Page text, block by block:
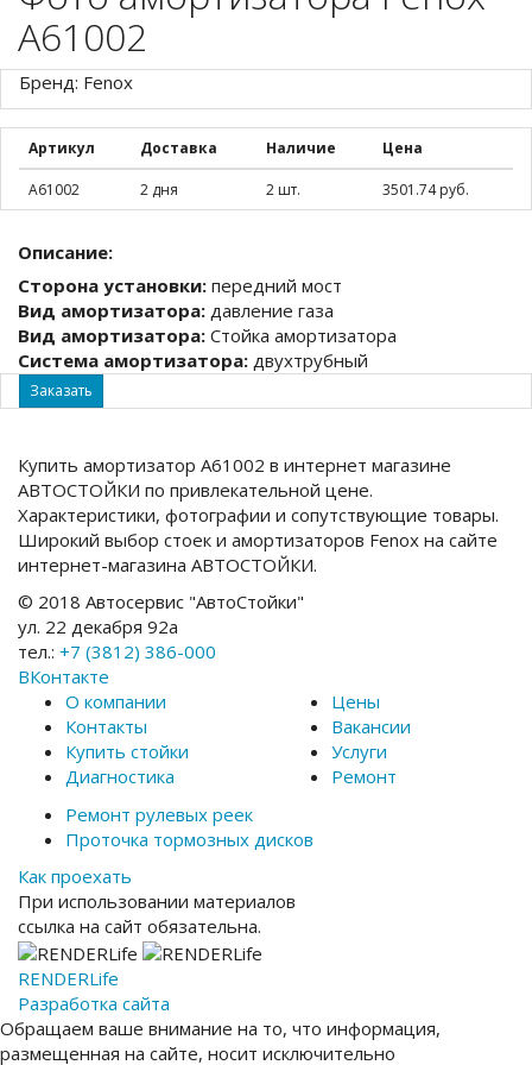
A61002
Бренд: Fenox
Артикул Доставка Наличие Цена
A61002 2 дня 2 шт. 3501.74 руб.
Описание:
Сторона установки: передний мост
Вид амортизатора: давление газа
Вид амортизатора: Стойка амортизатора
Система амортизатора: двухтрубный
Заказать
Купить амортизатор A61002 в интернет магазине
АВТОСТОЙКИ по привлекательной цене.
Характеристики, фотографии и сопутствующие товары.
Широкий выбор стоек и амортизаторов Fenox на сайте
интернет-магазина АВТОСТОЙКИ.
© 2018 Автосервис "АвтоСтойки"
ул. 22 декабря 92а
тел.: +7 (3812) 386-000
ВКонтакте
О компании
Контакты
Купить стойки
Диагностика
Цены
Вакансии
Услуги
Ремонт
Ремонт рулевых реек
Проточка тормозных дисков
Как проехать
При использовании материалов
ссылка на сайт обязательна.
RENDERLife
Разработка сайта
Обращаем ваше внимание на то, что информация,
размещенная на сайте, носит исключительно